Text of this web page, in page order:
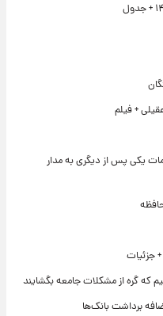
+ فیلم
یکی پس از دیگری به مدار
که گره از مشکلات جامعه بگشایند
‌برداشت بانک‌ها